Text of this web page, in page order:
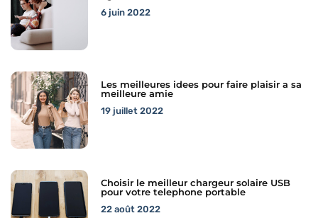
6 juin 2022
Les meilleures idees pour faire plaisir a sa
meilleure amie
19 juillet 2022
Choisir le meilleur chargeur solaire USB
pour votre telephone portable
22 août 2022